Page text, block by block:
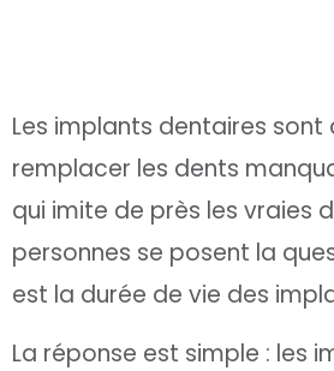
Les implants dentaires sont
remplacer les dents
qui imite de près les vraies
personnes se posent la
est la durée de vie des
La réponse est simple : les